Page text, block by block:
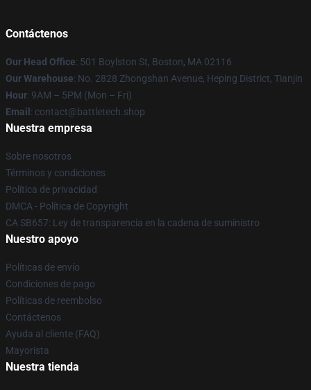
Contáctenos
Our Head Office: 501 Boylston St, Boston, MA 02116
Our Warehouse: No. 2828 Zhongshan Avenue, Heping District, Tianjin
Hour: 9AM – 5PM (Mon – Fri)
Email : contact@battletech.shop
Nuestra empresa
Sobre nosotros
Términos y condiciones
Política de privacidad
DMCA - Política de Copyright
CA SB657: Ley de transparencia en la cadena de suministro
Nuestro apoyo
Políticas de envío
Condiciones de pago
Políticas de reembolso
Contáctenos
Ayuda al cliente (FAQ)
Mayorista
Nuestra tienda